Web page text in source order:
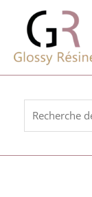
contenu
Rechercher